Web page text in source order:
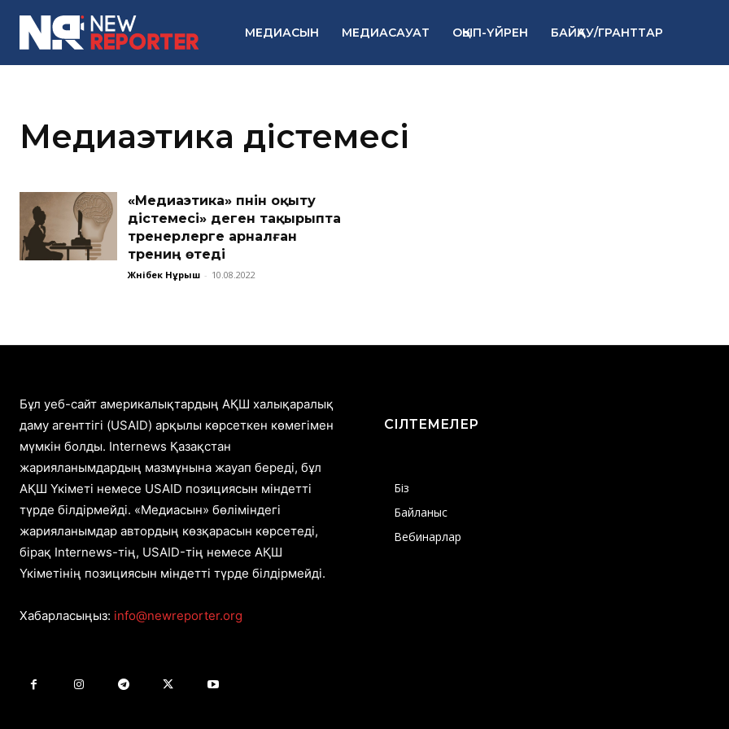
МЕДИАСЫН МЕДИАСАУАТ ОҚЫП-ҮЙРЕН БАЙҚАУ/ГРАНТТАР
Медиаэтика әдістемесі
«Медиаэтика» пәнін оқыту
әдістемесі» деген тақырыпта
тренерлерге арналған
трениң өтеді
Жәнібек Нұрыш - 10.08.2022
Бұл уеб-сайт америкалықтардың АҚШ халықаралық
даму агенттігі (USAID) арқылы көрсеткен көмегімен
мүмкін болды. Internews Қазақстан
жарияланымдардың мазмұнына жауап береді, бұл
АҚШ Үкіметі немесе USAID позициясын міндетті
түрде білдірмейді. «Медиасын» бөліміндегі
жарияланымдар автордың көзқарасын көрсетеді,
бірақ Internews-тің, USAID-тің немесе АҚШ
Үкіметінің позициясын міндетті түрде білдірмейді.
Хабарласыңыз: info@newreporter.org
СІЛТЕМЕЛЕР
Біз
Байланыс
Вебинарлар